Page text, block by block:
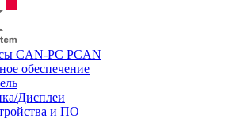
CAN-PC PCAN
обеспечение
Дисплеи
и ПО